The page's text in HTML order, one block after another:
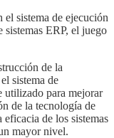
el sistema de ejecución
ERP, el juego
de la
sistema de
utilizado para mejorar
de la tecnología de
de los sistemas
mayor nivel.